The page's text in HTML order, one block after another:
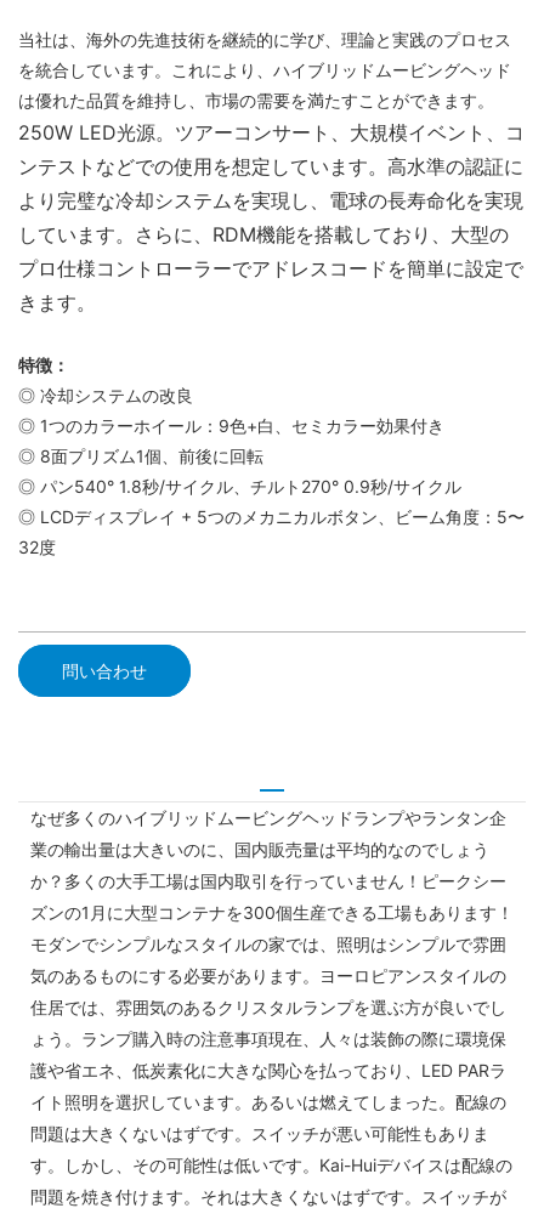
当社は、海外の先進技術を継続的に学び、理論と実践のプロセス
を統合しています。これにより、ハイブリッドムービングヘッド
は優れた品質を維持し、市場の需要を満たすことができます。
250W LED光源。ツアーコンサート、大規模イベント、コ
ンテストなどでの使用を想定しています。高水準の認証に
より完璧な冷却システムを実現し、電球の長寿命化を実現
しています。さらに、RDM機能を搭載しており、大型の
プロ仕様コントローラーでアドレスコードを簡単に設定で
きます。
特徴：
◎ 冷却システムの改良
◎ 1つのカラーホイール：9色+白、セミカラー効果付き
◎ 8面プリズム1個、前後に回転
◎ パン540° 1.8秒/サイクル、チルト270° 0.9秒/サイクル
◎ LCDディスプレイ + 5つのメカニカルボタン、ビーム角度：5〜
32度
問い合わせ
なぜ多くのハイブリッドムービングヘッドランプやランタン企
業の輸出量は大きいのに、国内販売量は平均的なのでしょう
か？多くの大手工場は国内取引を行っていません！ピークシー
ズンの1月に大型コンテナを300個生産できる工場もあります！
モダンでシンプルなスタイルの家では、照明はシンプルで雰囲
気のあるものにする必要があります。ヨーロピアンスタイルの
住居では、雰囲気のあるクリスタルランプを選ぶ方が良いでし
ょう。ランプ購入時の注意事項現在、人々は装飾の際に環境保
護や省エネ、低炭素化に大きな関心を払っており、LED PARラ
イト照明を選択しています。あるいは燃えてしまった。配線の
問題は大きくないはずです。スイッチが悪い可能性もありま
す。しかし、その可能性は低いです。Kai-Huiデバイスは配線の
問題を焼き付けます。それは大きくないはずです。スイッチが